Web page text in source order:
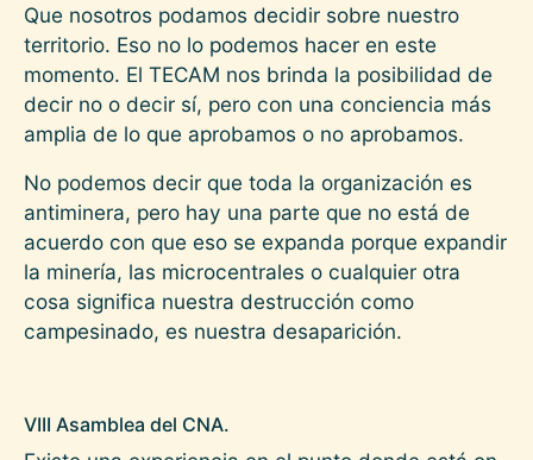
Que nosotros podamos decidir sobre nuestro
territorio. Eso no lo podemos hacer en este
momento. El TECAM nos brinda la posibilidad de
decir no o decir sí, pero con una conciencia más
amplia de lo que aprobamos o no aprobamos.
No podemos decir que toda la organización es
antiminera, pero hay una parte que no está de
acuerdo con que eso se expanda porque expandir
la minería, las microcentrales o cualquier otra
cosa significa nuestra destrucción como
campesinado, es nuestra desaparición.
VIII Asamblea del CNA.